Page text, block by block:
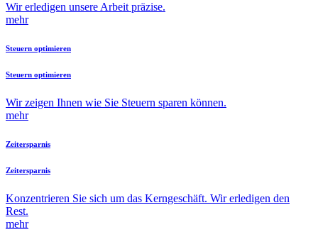
Wir erledigen unsere Arbeit präzise.
mehr
Steuern optimieren
Steuern optimieren
Wir zeigen Ihnen wie Sie Steuern sparen können.
mehr
Zeitersparnis
Zeitersparnis
Konzentrieren Sie sich um das Kerngeschäft. Wir erledigen den
Rest.
mehr